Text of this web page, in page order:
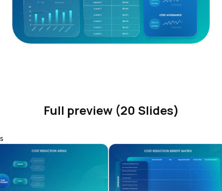
Full preview (20 Slides)
s